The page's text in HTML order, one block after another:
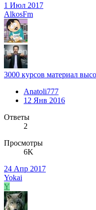
1 Июл 2017
AlkosFm
3000 курсов материал
Anatoli777
12 Янв 2016
Ответы
2
Просмотры
6K
24 Апр 2017
Yokai
Y